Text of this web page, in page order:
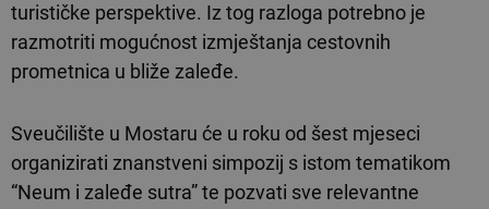
turističke perspektive. Iz tog razloga potrebno je
razmotriti mogućnost izmještanja cestovnih
prometnica u bliže zaleđe.
Sveučilište u Mostaru će u roku od šest mjeseci
organizirati znanstveni simpozij s istom tematikom
“Neum i zaleđe sutra” te pozvati sve relevantne